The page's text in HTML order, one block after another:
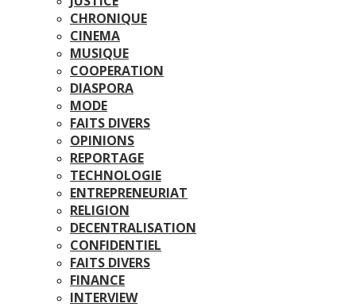
CHRONIQUE
CINEMA
MUSIQUE
COOPERATION
DIASPORA
MODE
FAITS DIVERS
OPINIONS
REPORTAGE
TECHNOLOGIE
ENTREPRENEURIAT
RELIGION
DECENTRALISATION
CONFIDENTIEL
FAITS DIVERS
FINANCE
INTERVIEW